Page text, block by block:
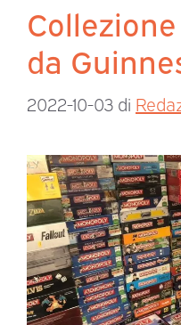
da
2022-10-03 di